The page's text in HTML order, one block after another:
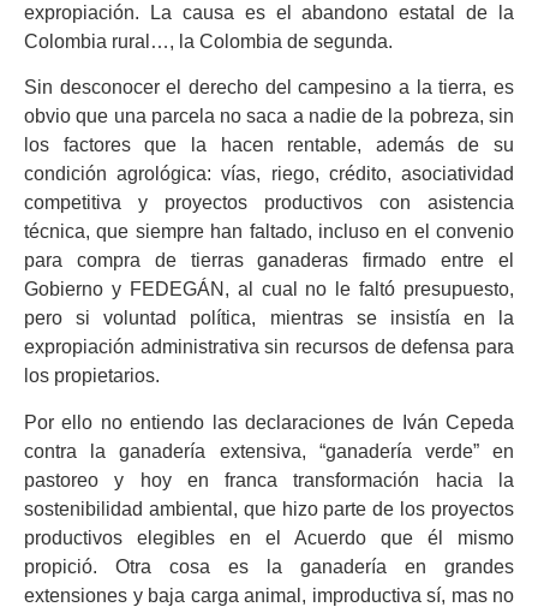
expropiación. La causa es el abandono estatal de la
Colombia rural…, la Colombia de segunda.
Sin desconocer el derecho del campesino a la tierra, es
obvio que una parcela no saca a nadie de la pobreza, sin
los factores que la hacen rentable, además de su
condición agrológica: vías, riego, crédito, asociatividad
competitiva y proyectos productivos con asistencia
técnica, que siempre han faltado, incluso en el convenio
para compra de tierras ganaderas firmado entre el
Gobierno y FEDEGÁN, al cual no le faltó presupuesto,
pero si voluntad política, mientras se insistía en la
expropiación administrativa sin recursos de defensa para
los propietarios.
Por ello no entiendo las declaraciones de Iván Cepeda
contra la ganadería extensiva, “ganadería verde” en
pastoreo y hoy en franca transformación hacia la
sostenibilidad ambiental, que hizo parte de los proyectos
productivos elegibles en el Acuerdo que él mismo
propició. Otra cosa es la ganadería en grandes
extensiones y baja carga animal, improductiva sí, mas no